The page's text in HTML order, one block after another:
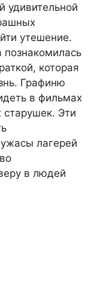
удивительной
утешение.
которая
Графиню
в фильмах
Эти
лагерей
в людей